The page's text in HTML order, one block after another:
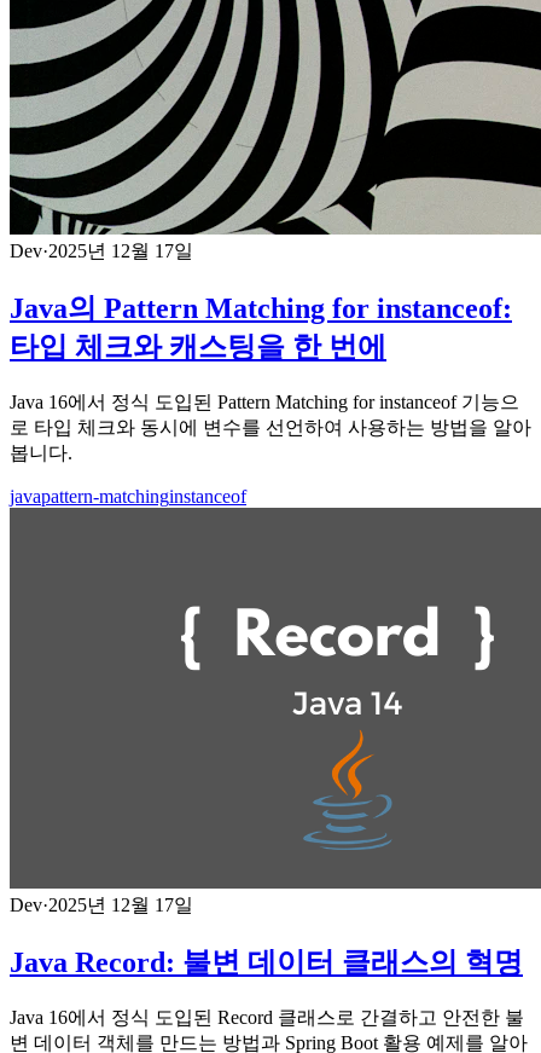
Dev·2025년 12월 17일
Java의 Pattern Matching for instanceof:
타입 체크와 캐스팅을 한 번에
Java 16에서 정식 도입된 Pattern Matching for instanceof 기능으
로 타입 체크와 동시에 변수를 선언하여 사용하는 방법을 알아
봅니다.
javapattern-matchinginstanceof
Dev·2025년 12월 17일
Java Record: 불변 데이터 클래스의 혁명
Java 16에서 정식 도입된 Record 클래스로 간결하고 안전한 불
변 데이터 객체를 만드는 방법과 Spring Boot 활용 예제를 알아